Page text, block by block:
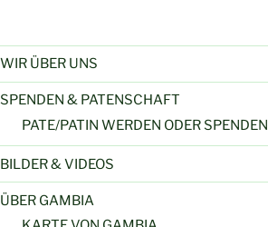
WIR ÜBER UNS
SPENDEN & PATENSCHAFT
PATE/PATIN WERDEN ODER SPENDEN
BILDER & VIDEOS
ÜBER GAMBIA